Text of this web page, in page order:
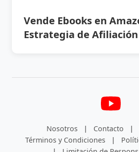
Vende Ebooks en
Estrategia de
Nosotros | Contacto |
Términos y Condiciones
|